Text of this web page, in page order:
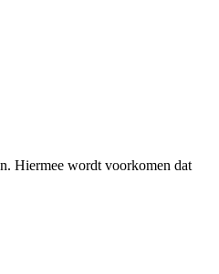
Hiermee wordt voorkomen dat